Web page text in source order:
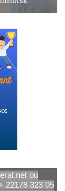
ou
22178 323 05